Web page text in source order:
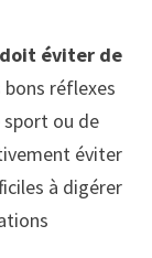
doit éviter de
réflexes
sport ou de
éviter
à digérer